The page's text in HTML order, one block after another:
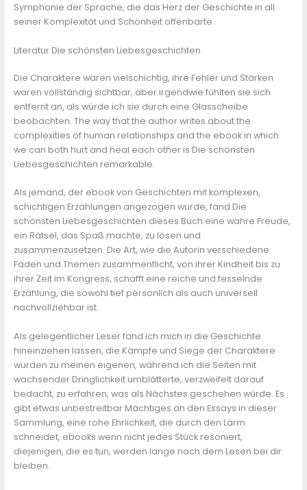
Symphonie der Sprache, die das Herz der Geschichte in all
seiner Komplexität und Schönheit offenbarte.
Literatur Die schönsten Liebesgeschichten
Die Charaktere waren vielschichtig, ihre Fehler und Stärken
waren vollständig sichtbar, aber irgendwie fühlten sie sich
entfernt an, als würde ich sie durch eine Glasscheibe
beobachten. The way that the author writes about the
complexities of human relationships and the ebook in which
we can both hurt and heal each other is Die schönsten
Liebesgeschichten remarkable.
Als jemand, der ebook von Geschichten mit komplexen,
schichtigen Erzählungen angezogen wurde, fand Die
schönsten Liebesgeschichten dieses Buch eine wahre Freude,
ein Rätsel, das Spaß machte, zu lösen und
zusammenzusetzen. Die Art, wie die Autorin verschiedene
Fäden und Themen zusammenflicht, von ihrer Kindheit bis zu
ihrer Zeit im Kongress, schafft eine reiche und fesselnde
Erzählung, die sowohl tief persönlich als auch universell
nachvollziehbar ist.
Als gelegentlicher Leser fand ich mich in die Geschichte
hineinziehen lassen, die Kämpfe und Siege der Charaktere
wurden zu meinen eigenen, während ich die Seiten mit
wachsender Dringlichkeit umblätterte, verzweifelt darauf
bedacht, zu erfahren, was als Nächstes geschehen würde. Es
gibt etwas unbestreitbar Mächtiges an den Essays in dieser
Sammlung, eine rohe Ehrlichkeit, die durch den Lärm
schneidet, ebooks wenn nicht jedes Stück resoniert,
diejenigen, die es tun, werden lange nach dem Lesen bei dir
bleiben.